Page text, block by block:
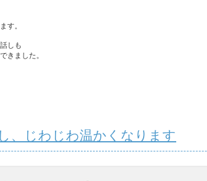
す。
しも
きました。
、じわじわ温かくなります